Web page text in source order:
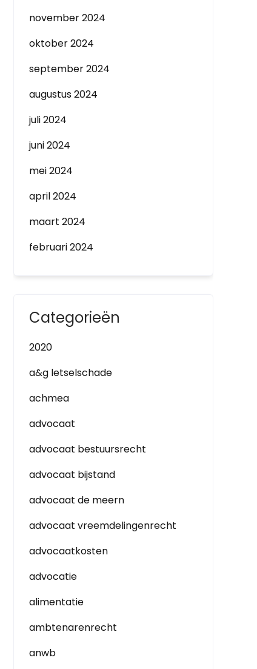
november 2024
oktober 2024
september 2024
augustus 2024
juli 2024
juni 2024
mei 2024
april 2024
maart 2024
februari 2024
Categorieën
2020
a&g letselschade
achmea
advocaat
advocaat bestuursrecht
advocaat bijstand
advocaat de meern
advocaat vreemdelingenrecht
advocaatkosten
advocatie
alimentatie
ambtenarenrecht
anwb